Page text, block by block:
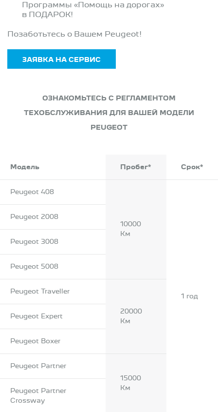
Программы «Помощь на дорогах»
в ПОДАРОК!
​Позаботьтесь о Вашем Peugeot!
ЗАЯВКА НА СЕРВИС
ОЗНАКОМЬТЕСЬ С РЕГЛАМЕНТОМ
ТЕХОБСЛУЖИВАНИЯ ДЛЯ ВАШЕЙ МОДЕЛИ
PEUGEOT
Модель Пробег* Срок*
Peugeot 408
10000
Км
1 год
Peugeot 2008
Peugeot 3008
Peugeot 5008
Peugeot Traveller
20000
Км
Peugeot Expert
Peugeot Boxer
Peugeot Partner
15000
Км
Peugeot Partner
Crossway